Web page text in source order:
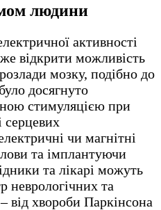
людини
активності
відкрити можливість
мозку, подібно до
досягнуто
стимуляцією при
серцевих
чи магнітні
та імплантуючи
та лікарі можуть
неврологічних та
від хвороби Паркінсона